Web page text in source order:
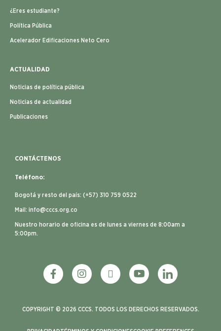
¿Eres estudiante?
Política Pública
Acelerador Edificaciones Neto Cero
ACTUALIDAD
Noticias de política pública
Noticias de actualidad
Publicaciones
CONTÁCTENOS
Teléfono:
Bogotá y resto del país: (+57) 310 759 0522
Mail: info@cccs.org.co
Nuestro horario de oficina es de lunes a viernes de 8:00am a
5:00pm.
COPYRIGHT © 2026 CCCS. TODOS LOS DERECHOS RESERVADOS.